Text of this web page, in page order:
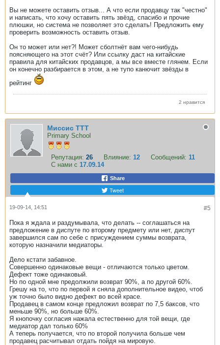
Вы не можете оставить отзыв... А что если продавцу так "честно"
и написать, что хочу оставить пять звёзд, спасибо и прочие
плюшки, но система не позволяет это сделать! Предложить ему
проверить возможность оставить отзыв.
Он то может или нет?! Может сболтнёт вам чего-нибудь
поясняющего на этот счёт? Или ссылку даст на китайские
правила для китайских продавцов, а мы все вместе глянем. Если
он конечно разбирается в этом, а не тупо канючит звёзды в
рейтинг
2 нравится
Миссис ТТТ
Primary School
Репутация: 26 Влияние: 12 Сообщений: 11
С нами с 17.09.14
Share
Tweet
#5
19-09-14, 14:51
Пока я ждала и раздумывала, что делать -- соглашаться на
предложение в диспуте по второму предмету или нет, диспут
завершился сам по себе с присуждением суммы возврата,
которую назначили медиаторы.
Дело кстати забавное.
Совершенно одинаковые вещи - отличаются только цветом.
Дефект тоже одинаковый.
Но по одной мне предолжили возврат 90%, а по другой 60%.
Грешу на то, что по первой я сняла дополнительное видео, чтоб
уж точно было видно дефект во всей красе.
Продавец в самом конце предложил возврат по 7,5 баксов, что
меньше 90%, но больше 60%.
Я кнопочку согласия нажала естественно для той вещи, где
медиатор дал только 60%
А теперь получается, что по второй получила больше чем
продавец расчитывал отдать пойдя на мировую.